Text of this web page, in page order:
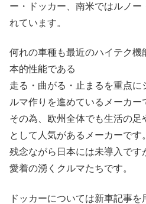
ー・ドッカー、南米ではルノー
れています。
何れの車種も最近のハイテク機
本的性能である
走る・曲がる・止まるを重点に
ルマ作りを進めているメーカー
その為、欧州全体でも生活の
として人気があるメーカーです。
残念ながら日本には未導入です
愛着の湧くクルマたちです。
ドッカーについては新車記事